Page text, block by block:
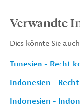
Verwandte
Dies könnte Sie
Tunesien - Recht
Indonesien -
Indonesien -